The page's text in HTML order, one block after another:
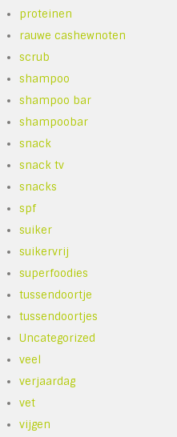
proteinen
rauwe cashewnoten
scrub
shampoo
shampoo bar
shampoobar
snack
snack tv
snacks
spf
suiker
suikervrij
superfoodies
tussendoortje
tussendoortjes
Uncategorized
veel
verjaardag
vet
vijgen